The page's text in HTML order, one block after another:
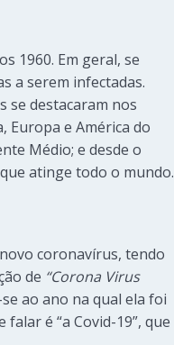
1960. Em geral, se
a serem infectadas.
se destacaram nos
Europa e América do
Médio; e desde o
atinge todo o mundo.
coronavírus, tendo
de “Corona Virus
ao ano na qual ela foi
é “a Covid-19”, que